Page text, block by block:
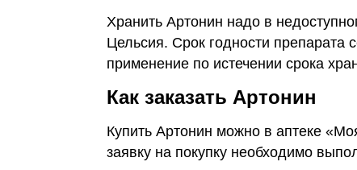
Хранить Артонин надо в
Цельсия. Срок годности препарата
применение по истечении срока
Как заказать Артонин
Купить Артонин можно в аптеке
заявку на покупку необходимо